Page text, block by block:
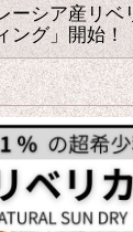
ーシア産リベ
ング」開始！